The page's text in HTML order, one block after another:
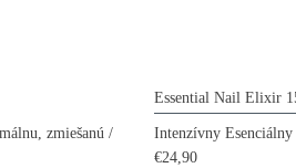
zmiešanú /
Essential Nail Elixir
Intenzívny
€24,90